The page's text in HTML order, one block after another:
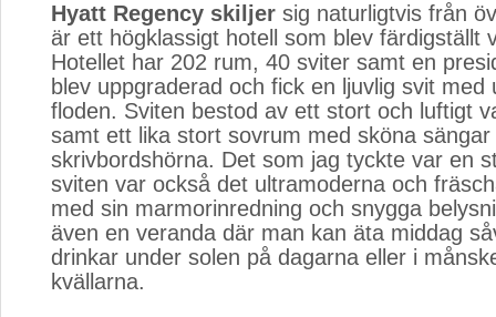
Hyatt Regency skiljer sig naturligtvis från
är ett högklassigt hotell som blev färdigställt
Hotellet har 202 rum, 40 sviter samt en
blev uppgraderad och fick en ljuvlig svit med
floden. Sviten bestod av ett stort och luftigt
samt ett lika stort sovrum med sköna sängar
skrivbordshörna. Det som jag tyckte var en
sviten var också det ultramoderna och
med sin marmorinredning och snygga
även en veranda där man kan äta middag
drinkar under solen på dagarna eller i
kvällarna.